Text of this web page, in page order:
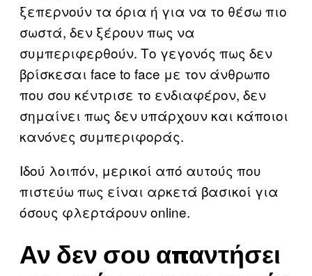
ξεπερνούν τα όρια ή για να το θέσω πιο
σωστά, δεν ξέρουν πως να
συμπεριφερθούν. Το γεγονός πως δεν
βρίσκεσαι face to face με τον άνθρωπο
που σου κέντρισε το ενδιαφέρον, δεν
σημαίνει πως δεν υπάρχουν και κάποιοι
κανόνες συμπεριφοράς.
Ιδού λοιπόν, μερικοί από αυτούς που
πιστεύω πως είναι αρκετά βασικοί για
όσους φλερτάρουν online.
Αν δεν σου απαντήσει